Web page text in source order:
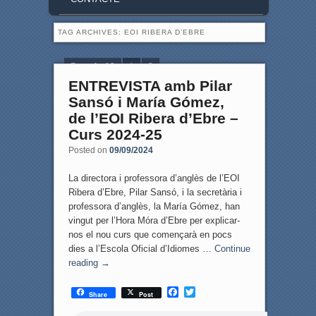
TAG ARCHIVES: EOI RIBERA D’EBRE
Page 1 of 2 1 2
ENTREVISTA amb Pilar
Sansó i María Gómez,
de l’EOI Ribera d’Ebre –
Curs 2024-25
Posted on 09/09/2024
La directora i professora d’anglès de l’EOI
Ribera d’Ebre, Pilar Sansó, i la secretària i
professora d’anglès, la María Gómez, han
vingut per l’Hora Móra d’Ebre per explicar-
nos el nou curs que començarà en pocs
dies a l’Escola Oficial d’Idiomes … Continue
reading →
Share Post
F
T